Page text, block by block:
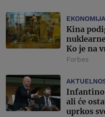
EKONOMIJA
Kina
Ko je na
Forbes
Infantino
ali će
uprkos